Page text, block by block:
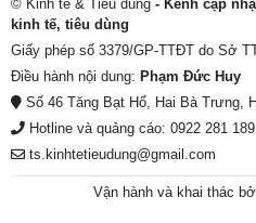
© Kinh tế & Tiêu dùng - Kênh cập
kinh tế, tiêu dùng
Giấy phép số 3379/GP-TTĐT do Sở
Điều hành nội dung: Phạm Đức Huy
Số 46 Tăng Bạt Hổ, Hai Bà Trưng,
Hotline và quảng cáo: 0922 281 189
ts.kinhtetieudung@gmail.com
Vận hành và khai thác